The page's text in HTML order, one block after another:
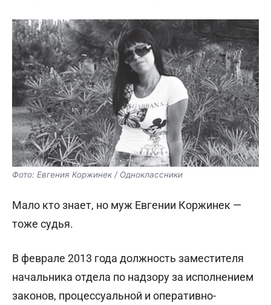
Фото: Евгения Коржинек / Одноклассники
Мало кто знает, но муж Евгении Коржинек —
тоже судья.
В феврале 2013 года должность заместителя
начальника отдела по надзору за исполнением
законов, процессуальной и оперативно-